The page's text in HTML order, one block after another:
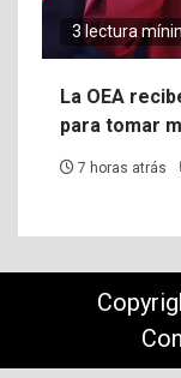
3 lectura
La OEA
para tomar
7 horas atrás